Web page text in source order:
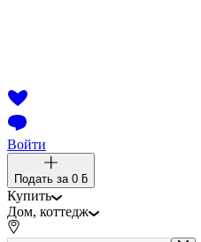
Войти
Подать за 0 ƃ
Купить
Дом, коттедж